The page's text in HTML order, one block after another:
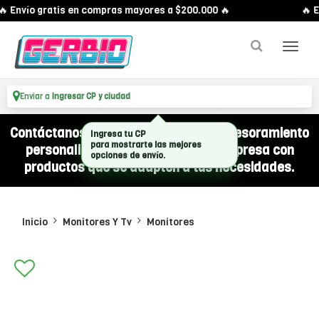
Envío gratis en compras mayores a $200.000 🔥 🔥
Enviar a Ingresar CP y ciudad
Contáctanos por WhatsApp y recibí asesoramiento
personalizado para equipar a tu empresa con
productos que se adapten a tus necesidades.
Inicio Monitores Y Tv Monitores
Ingresa tu CP
para mostrarte las mejores
opciones de envío.